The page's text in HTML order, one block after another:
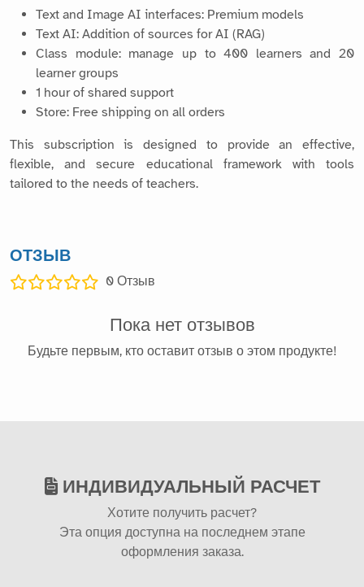
Text and Image AI interfaces: Premium models
Text AI: Addition of sources for AI (RAG)
Class module: manage up to 400 learners and 20
learner groups
1 hour of shared support
Store: Free shipping on all orders
This subscription is designed to provide an effective,
flexible, and secure educational framework with tools
tailored to the needs of teachers.
ОТЗЫВ
0 Отзыв
Пока нет отзывов
Будьте первым, кто оставит отзыв о этом продукте!
ИНДИВИДУАЛЬНЫЙ РАСЧЕТ
Хотите получить расчет?
Эта опция доступна на последнем этапе
оформления заказа.